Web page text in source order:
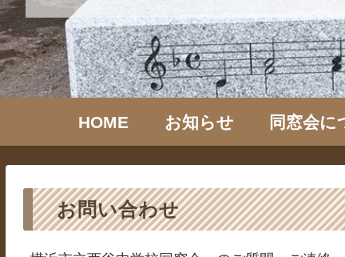
HOME お知らせ 同窓会に
お問い合わせ